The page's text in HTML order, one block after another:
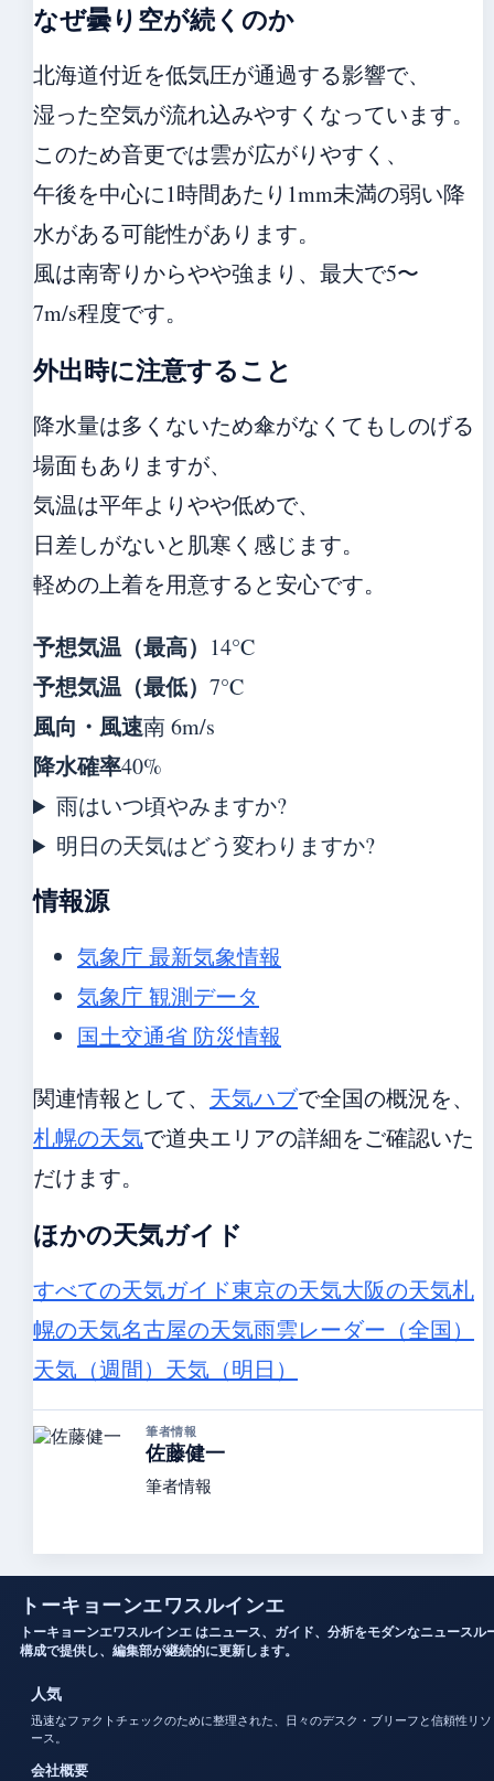
なぜ曇り空が続くのか
北海道付近を低気圧が通過する影響で、
湿った空気が流れ込みやすくなっています。
このため音更では雲が広がりやすく、
午後を中心に1時間あたり1mm未満の弱い降
水がある可能性があります。
風は南寄りからやや強まり、最大で5〜
7m/s程度です。
外出時に注意すること
降水量は多くないため傘がなくてもしのげる
場面もありますが、
気温は平年よりやや低めで、
日差しがないと肌寒く感じます。
軽めの上着を用意すると安心です。
予想気温（最高） 14°C
予想気温（最低） 7°C
風向・風速南 6m/s
降水確率40%
雨はいつ頃やみますか?
明日の天気はどう変わりますか?
情報源
気象庁 最新気象情報
気象庁 観測データ
国土交通省 防災情報
関連情報として、 天気ハブで全国の概況を、
札幌の天気で道央エリアの詳細をご確認いた
だけます。
ほかの天気ガイド
すべての天気ガイド東京の天気大阪の天気札
幌の天気名古屋の天気雨雲レーダー（全国）
天気（週間） 天気（明日）
筆者情報
佐藤健一
筆者情報
トーキョーンエワスルインエ
トーキョーンエワスルインエ はニュース、ガイド、分析をモダンなニュースル
構成で提供し、編集部が継続的に更新します。
人気
迅速なファクトチェックのために整理された、日々のデスク・ブリーフと信頼性リソ
ース。
会社概要